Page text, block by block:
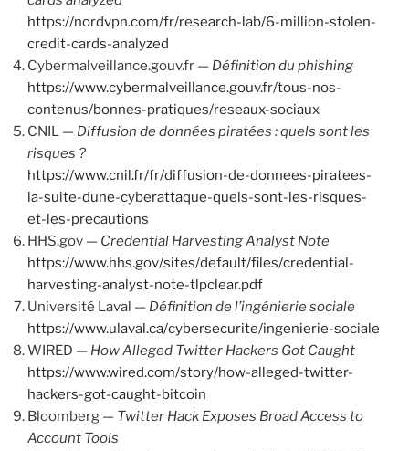
https://nordvpn.com/fr/research-lab/6-million-stolen-
credit-cards-analyzed
Cybermalveillance.gouv.fr — Définition du phishing
https://www.cybermalveillance.gouv.fr/tous-nos-
contenus/bonnes-pratiques/reseaux-sociaux
CNIL — Diffusion de données piratées : quels sont les
risques ?
https://www.cnil.fr/fr/diffusion-de-donnees-piratees-
la-suite-dune-cyberattaque-quels-sont-les-risques-
et-les-precautions
HHS.gov — Credential Harvesting Analyst Note
https://www.hhs.gov/sites/default/files/credential-
harvesting-analyst-note-tlpclear.pdf
Université Laval — Définition de l’ingénierie sociale
https://www.ulaval.ca/cybersecurite/ingenierie-sociale
WIRED — How Alleged Twitter Hackers Got Caught
https://www.wired.com/story/how-alleged-twitter-
hackers-got-caught-bitcoin
Bloomberg — Twitter Hack Exposes Broad Access to
Account Tools